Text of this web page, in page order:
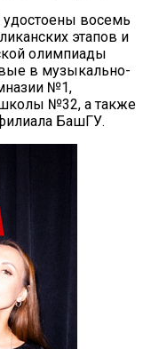
восемь
этапов и
олимпиады
в музыкально-
№1,
№32, а также
БашГУ.